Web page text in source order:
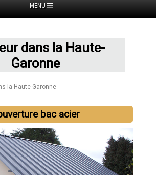
MENU
dans la Haute-
Garonne
la Haute-Garonne
bac acier